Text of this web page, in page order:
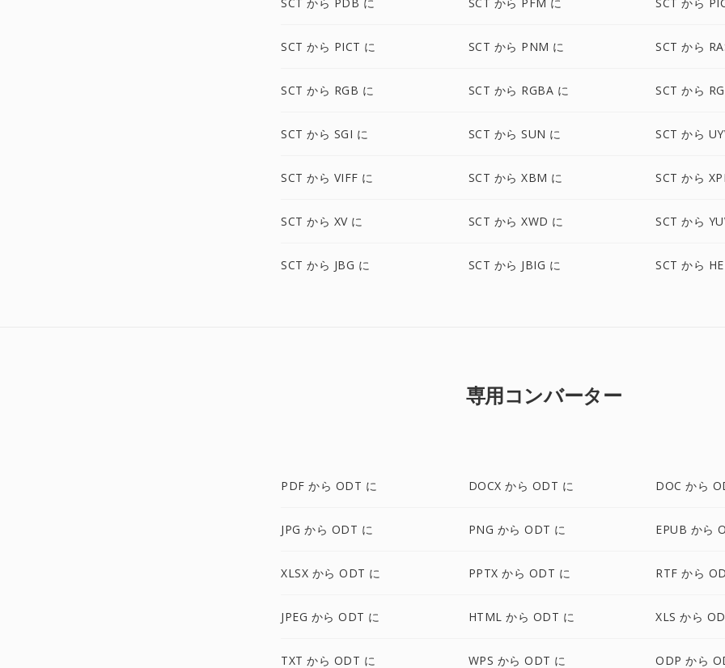
SCT から PICT に SCT から PNM に SCT から
SCT から RGB に SCT から RGBA に SCT から
SCT から SGI に SCT から SUN に SCT から
SCT から VIFF に SCT から XBM に SCT から
SCT から XV に SCT から XWD に SCT から
SCT から JBG に SCT から JBIG に SCT から
専用コンバーター
PDF から ODT に DOCX から ODT に DOC から
JPG から ODT に PNG から ODT に EPUB から
XLSX から ODT に PPTX から ODT に RTF から
JPEG から ODT に HTML から ODT に XLS から
TXT から ODT に WPS から ODT に ODP から